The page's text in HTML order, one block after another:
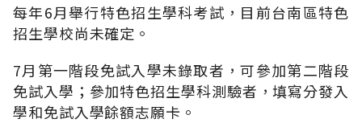
每年6月舉行特色招生學科考試，目前台南區特色
招生學校尚未確定。
7月第一階段免試入學未錄取者，可參加第二階段
免試入學；參加特色招生學科測驗者，填寫分發入
學和免試入學餘額志願卡。